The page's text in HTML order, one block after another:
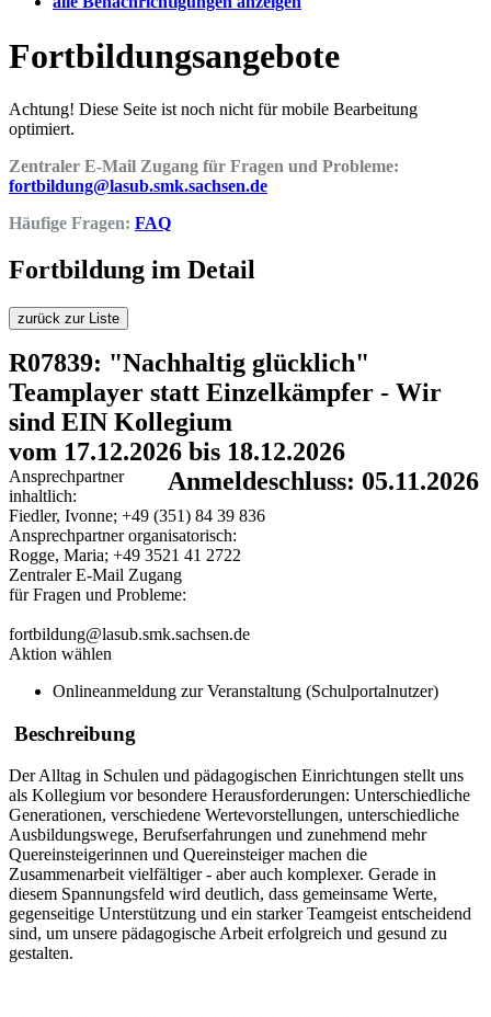
Fortbildungsangebote
Achtung! Diese Seite ist noch nicht für mobile Bearbeitung
optimiert.
Zentraler E-Mail Zugang für Fragen und Probleme:
fortbildung@lasub.smk.sachsen.de
Häufige Fragen: FAQ
Fortbildung im Detail
zurück zur Liste
R07839: "Nachhaltig glücklich"
Teamplayer statt Einzelkämpfer - Wir
sind EIN Kollegium
vom 17.12.2026 bis 18.12.2026
Anmeldeschluss: 05.11.2026
Ansprechpartner
inhaltlich:
Fiedler, Ivonne; +49 (351) 84 39 836
Ansprechpartner organisatorisch:
Rogge, Maria; +49 3521 41 2722
Zentraler E-Mail Zugang
für Fragen und Probleme:
fortbildung@lasub.smk.sachsen.de
Aktion wählen
Onlineanmeldung zur Veranstaltung (Schulportalnutzer)
Beschreibung
Der Alltag in Schulen und pädagogischen Einrichtungen stellt uns
als Kollegium vor besondere Herausforderungen: Unterschiedliche
Generationen, verschiedene Wertevorstellungen, unterschiedliche
Ausbildungswege, Berufserfahrungen und zunehmend mehr
Quereinsteigerinnen und Quereinsteiger machen die
Zusammenarbeit vielfältiger - aber auch komplexer. Gerade in
diesem Spannungsfeld wird deutlich, dass gemeinsame Werte,
gegenseitige Unterstützung und ein starker Teamgeist entscheidend
sind, um unsere pädagogische Arbeit erfolgreich und gesund zu
gestalten.